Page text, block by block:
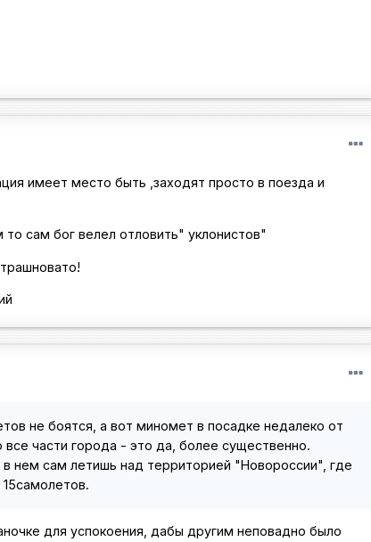
имеет место быть ,заходят просто в поезда и
сам бог велел отловить" уклонистов"
не боятся, а вот миномет в посадке недалеко от
части города - это да, более существенно.
нем сам летишь над территорией "Новороссии", где
для успокоения, дабы другим неповадно было